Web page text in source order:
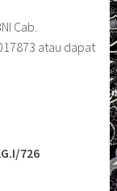
Cab.
atau dapat
726